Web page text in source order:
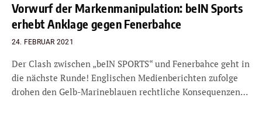
Vorwurf der Markenmanipulation: beIN Sports
erhebt Anklage gegen Fenerbahce
24. FEBRUAR 2021
Der Clash zwischen „beIN SPORTS“ und Fenerbahce geht in
die nächste Runde! Englischen Medienberichten zufolge
drohen den Gelb-Marineblauen rechtliche Konsequenzen…